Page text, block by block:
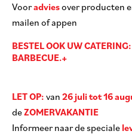
Vooradviesover producten
mailen of appen
BESTEL OOK UW
BARBECUE.+
LET OP: van 26 juli tot 16
deZOMERVAKANTIE
Informeer naar de speciale